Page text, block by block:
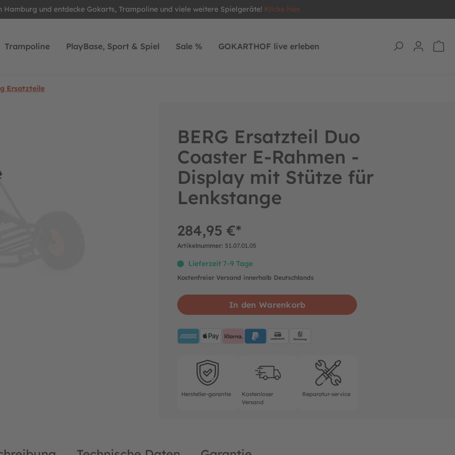
Hamburg und entdecke Gokarts, Trampoline und viele weitere Spielgeräte! Klicke hier.
Trampoline PlayBase, Sport & Spiel Sale % GOKARTHOF live erleben
Ersatzteile
BERG Ersatzteil Duo
Coaster E-Rahmen -
Display mit Stütze für
Lenkstange
284,95 €*
Artikelnummer: 51.07.01.05
Lieferzeit 7-9 Tage
Kostenfreier Versand innerhalb Deutschlands
In den Warenkorb
ApplePayKlarna PayPalBlueLastschrift
Hersteller-garantie
Hersteller-garantie
Kostenloser Versand
Kostenloser
Versand
Reparatur-service
Reparatur-service